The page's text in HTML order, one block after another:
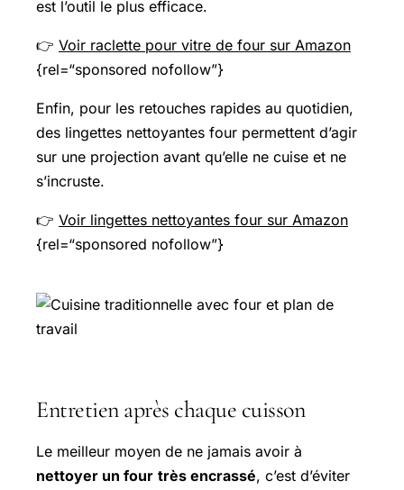
est l’outil le plus efficace.
👉 Voir raclette pour vitre de four sur Amazon
{rel=“sponsored nofollow”}
Enfin, pour les retouches rapides au quotidien,
des lingettes nettoyantes four permettent d’agir
sur une projection avant qu’elle ne cuise et ne
s’incruste.
👉 Voir lingettes nettoyantes four sur Amazon
{rel=“sponsored nofollow”}
Entretien après chaque cuisson
Le meilleur moyen de ne jamais avoir à
nettoyer un four très encrassé, c’est d’éviter